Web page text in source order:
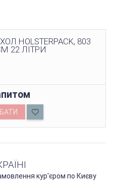
HOLSTERPACK, 803
22 ЛІТРИ
кур'єром по Києву